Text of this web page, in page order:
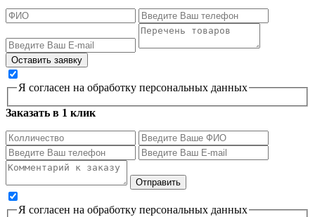
Я согласен на обработку персональных данных
Заказать в 1 клик
Я согласен на обработку персональных данных